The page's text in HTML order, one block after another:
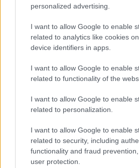
personalized advertising.
I want to allow Google to enable
related to analytics like cookies
device identifiers in apps.
I want to allow Google to enable
related to functionality of the
I want to allow Google to enable
related to personalization.
I want to allow Google to enable
related to security, including
functionality and fraud
user protection.
Két éve várnak kollektív
szerződésükre a
műszaki dolgozói
szinhazhu•2015. május 07.
Évek óta nincs a műszaki
szerződésük a Szegedi Nemzeti
nincsenek biztosítva a
szükséges feltételek sem -